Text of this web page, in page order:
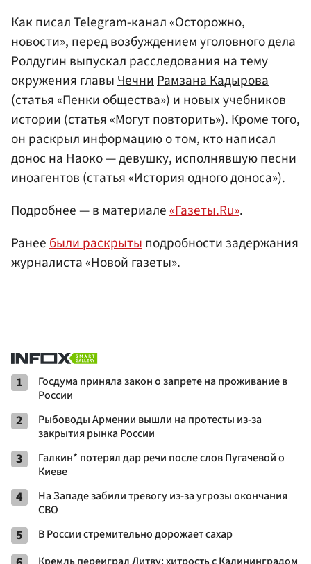
Как писал Telegram-канал «Осторожно,
новости», перед возбуждением уголовного дела
Ролдугин выпускал расследования на тему
окружения главыЧечниРамзана Кадырова
(статья «Пенки общества») и новых учебников
истории (статья «Могут повторить»). Кроме того,
он раскрыл информацию о том, кто написал
донос на Наоко — девушку, исполнявшую песни
иноагентов (статья «История одного доноса»).
Подробнее — в материале«Газеты.Ru».
Ранеебыли раскрытыподробности задержания
журналиста «Новой газеты».
1
Госдума приняла закон о запрете на проживание в
России
2
Рыбоводы Армении вышли на протесты из-за
закрытия рынка России
3
Галкин* потерял дар речи после слов Пугачевой о
Киеве
4
На Западе забили тревогу из-за угрозы окончания
СВО
5 В России стремительно дорожает сахар